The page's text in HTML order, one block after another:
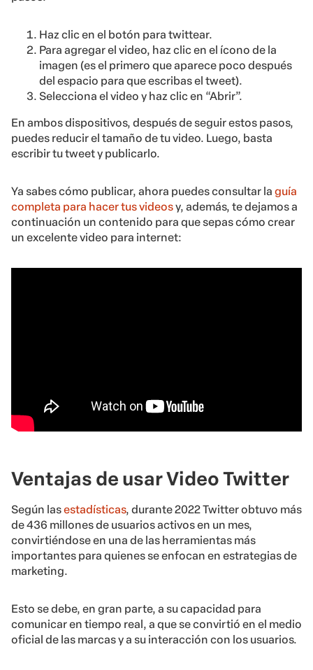
Haz clic en el botón para twittear.
Para agregar el video, haz clic en el ícono de la
imagen (es el primero que aparece poco después
del espacio para que escribas el tweet).
Selecciona el video y haz clic en “Abrir”.
En ambos dispositivos, después de seguir estos pasos,
puedes reducir el tamaño de tu video. Luego, basta
escribir tu tweet y publicarlo.
Ya sabes cómo publicar, ahora puedes consultar la guía
completa para hacer tus videosy, además, te dejamos a
continuación un contenido para que sepas cómo crear
un excelente video para internet:
Ventajas de usar Video Twitter
Según lasestadísticas, durante 2022 Twitter obtuvo más
de 436 millones de usuarios activos en un mes,
convirtiéndose en una de las herramientas más
importantes para quienes se enfocan en estrategias de
marketing.
Esto se debe, en gran parte, a su capacidad para
comunicar en tiempo real, a que se convirtió en el medio
oficial de las marcas y a su interacción con los usuarios.